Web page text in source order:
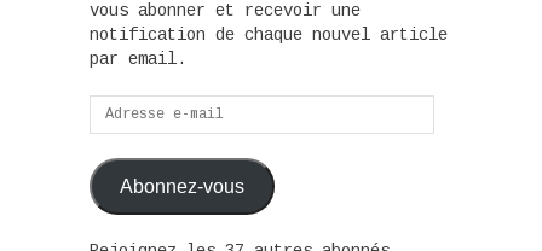
vous abonner et recevoir une
notification de chaque nouvel article
par email.
Adresse
e-
mail
Abonnez-vous